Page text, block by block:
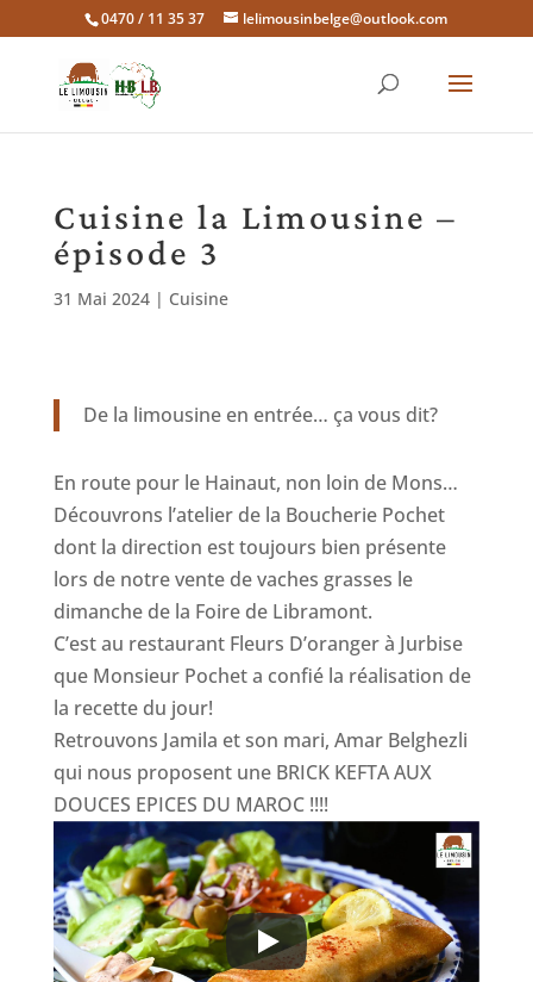
0470 / 11 35 37 lelimousinbelge@outlook.com
Cuisine la Limousine –
épisode 3
31 Mai 2024| Cuisine
De la limousine en entrée… ça vous dit?
En route pour le Hainaut, non loin de Mons…
Découvrons l’atelier de la Boucherie Pochet
dont la direction est toujours bien présente
lors de notre vente de vaches grasses le
dimanche de la Foire de Libramont.
C’est au restaurant Fleurs D’oranger à Jurbise
que Monsieur Pochet a confié la réalisation de
la recette du jour!
Retrouvons Jamila et son mari, Amar Belghezli
qui nous proposent une BRICK KEFTA AUX
DOUCES EPICES DU MAROC !!!!